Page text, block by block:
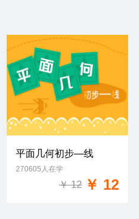
免费试学
平面几何初步—线
270605人在学
￥ 12 ￥ 12